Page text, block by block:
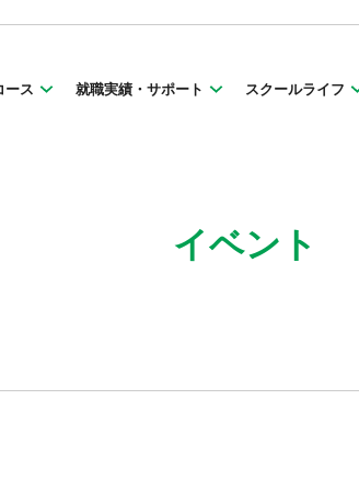
ース 就職実績・サポート スクールライフ
イベント